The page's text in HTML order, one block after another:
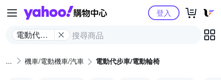
Yahoo購物中心
電動代步
椅
登入
機車/電動機車/汽車 電動代步車/電動輪椅